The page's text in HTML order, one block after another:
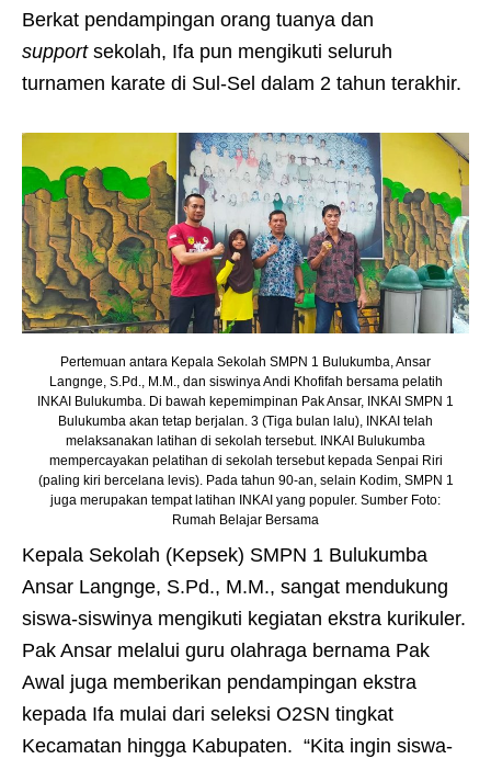
Berkat pendampingan orang tuanya dan
supportsekolah, Ifa pun mengikuti seluruh
turnamen karate di Sul-Sel dalam 2 tahun terakhir.
Pertemuan antara Kepala Sekolah SMPN 1 Bulukumba, Ansar
Langnge, S.Pd., M.M., dan siswinya Andi Khofifah bersama pelatih
INKAI Bulukumba. Di bawah kepemimpinan Pak Ansar, INKAI SMPN 1
Bulukumba akan tetap berjalan. 3 (Tiga bulan lalu), INKAI telah
melaksanakan latihan di sekolah tersebut. INKAI Bulukumba
mempercayakan pelatihan di sekolah tersebut kepada Senpai Riri
(paling kiri bercelana levis). Pada tahun 90-an, selain Kodim, SMPN 1
juga merupakan tempat latihan INKAI yang populer. Sumber Foto:
Rumah Belajar Bersama
Kepala Sekolah (Kepsek) SMPN 1 Bulukumba
Ansar Langnge, S.Pd., M.M., sangat mendukung
siswa-siswinya mengikuti kegiatan ekstra kurikuler.
Pak Ansar melalui guru olahraga bernama Pak
Awal juga memberikan pendampingan ekstra
kepada Ifa mulai dari seleksi O2SN tingkat
Kecamatan hingga Kabupaten. “Kita ingin siswa-